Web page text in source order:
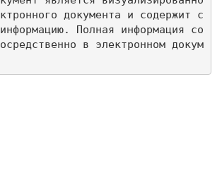
документа и содержит с
Полная информация со
в электронном докум